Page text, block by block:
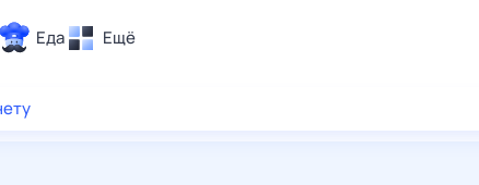
Еда Ещё